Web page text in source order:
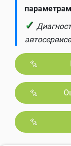
параметрам
✓